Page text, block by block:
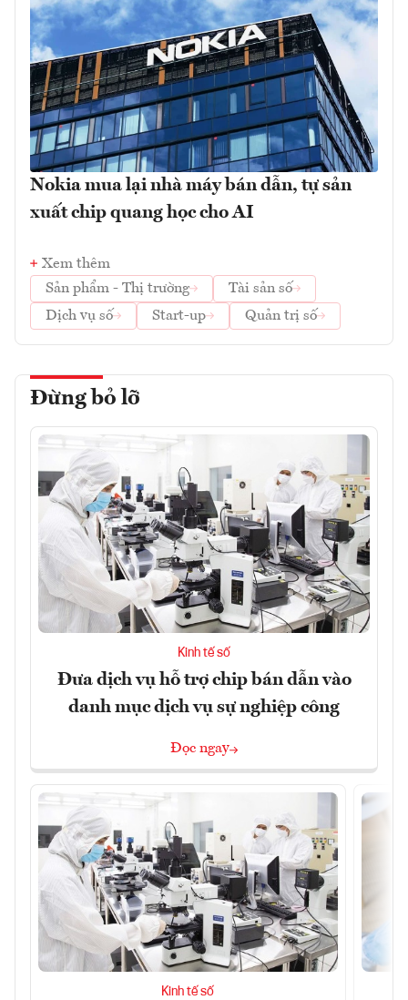
Nokia mua lại nhà máy bán dẫn, tự sản
xuất chip quang học cho AI
Xem thêm
Sản phẩm - Thị trường
Tài sản số
Dịch vụ số
Start-up Quản trị số
Đừng bỏ lỡ
Kinh tế số
Đưa dịch vụ hỗ trợ chip bán dẫn vào
danh mục dịch vụ sự nghiệp công
Đọc ngay
Kinh tế số